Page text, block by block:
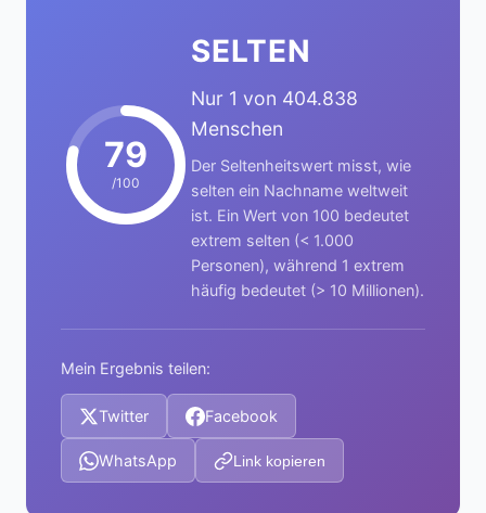
79
/100
SELTEN
Nur 1 von 404.838
Menschen
Der Seltenheitswert misst, wie
selten ein Nachname weltweit
ist. Ein Wert von 100 bedeutet
extrem selten (< 1.000
Personen), während 1 extrem
häufig bedeutet (> 10 Millionen).
Mein Ergebnis teilen:
Twitter Facebook
WhatsApp Link kopieren